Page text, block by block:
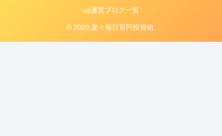
ug運営ブログ一覧
© 2020 楽々毎日百円投資術.